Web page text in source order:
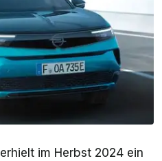
erhielt im Herbst 2024 ein